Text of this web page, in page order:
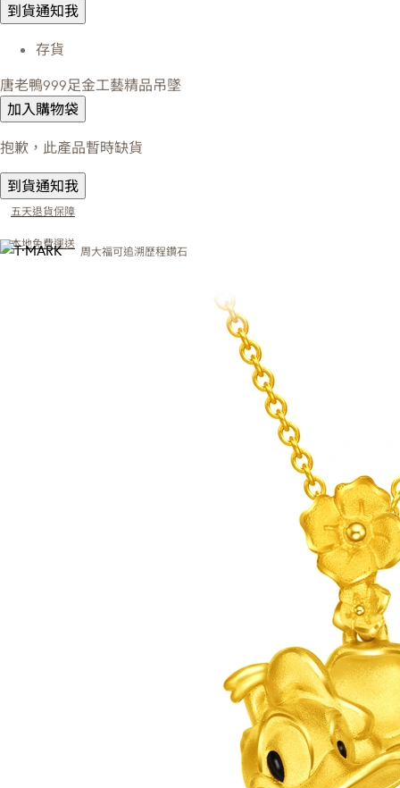
到貨通知我
存貨
唐老鴨999足金工藝精品吊墜
加入購物袋
抱歉，此產品暫時缺貨
到貨通知我
五天退貨保障
本地免費運送
周大福可追溯歷程鑽石